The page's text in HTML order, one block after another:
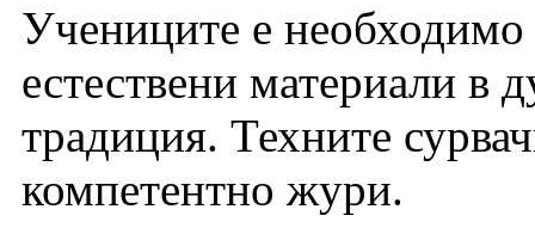
Учениците е необходимо
естествени материали в
традиция. Техните
компетентно жури.